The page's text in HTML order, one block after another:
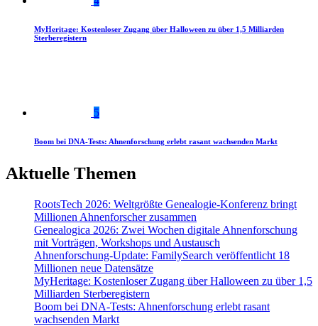
MyHeritage: Kostenloser Zugang über Halloween zu über 1,5 Milliarden
Sterberegistern
5
Boom bei DNA-Tests: Ahnenforschung erlebt rasant wachsenden Markt
Aktuelle Themen
RootsTech 2026: Weltgrößte Genealogie-Konferenz bringt
Millionen Ahnenforscher zusammen
Genealogica 2026: Zwei Wochen digitale Ahnenforschung
mit Vorträgen, Workshops und Austausch
Ahnenforschung-Update: FamilySearch veröffentlicht 18
Millionen neue Datensätze
MyHeritage: Kostenloser Zugang über Halloween zu über 1,5
Milliarden Sterberegistern
Boom bei DNA-Tests: Ahnenforschung erlebt rasant
wachsenden Markt